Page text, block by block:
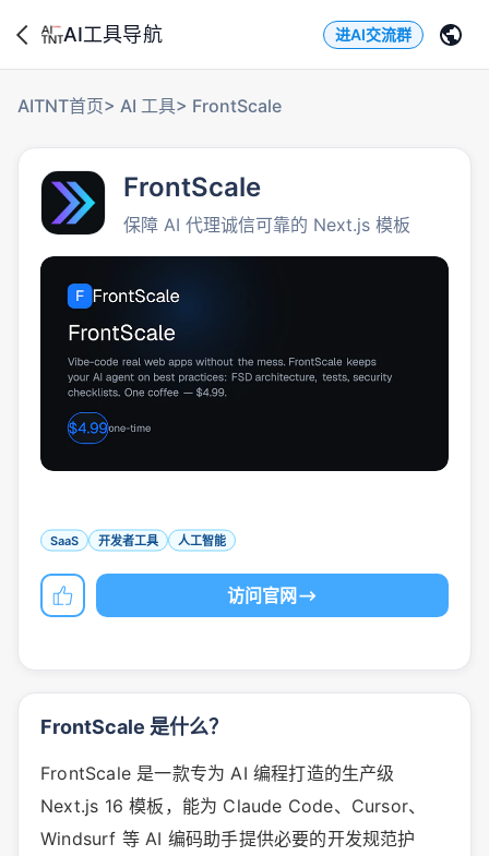
AI工具导航 进AI交流群
AITNT首页> AI 工具> FrontScale
FrontScale
保障 AI 代理诚信可靠的 Next.js 模板
SaaS 开发者工具 人工智能
访问官网
FrontScale 是什么？
FrontScale 是一款专为 AI 编程打造的生产级
Next.js 16 模板，能为 Claude Code、Cursor、
Windsurf 等 AI 编码助手提供必要的开发规范护